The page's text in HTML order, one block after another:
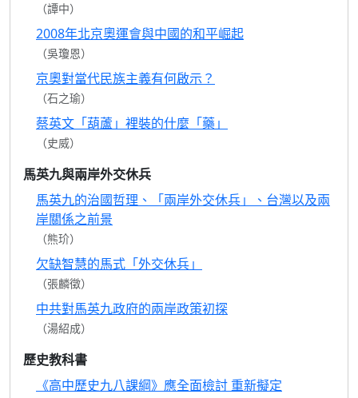
（譚中）
2008年北京奧運會與中國的和平崛起
（吳瓊恩）
京奧對當代民族主義有何啟示？
（石之瑜）
蔡英文「葫蘆」裡裝的什麼「藥」
（史威）
馬英九與兩岸外交休兵
馬英九的治國哲理、「兩岸外交休兵」、台灣以及兩
岸關係之前景
（熊玠）
欠缺智慧的馬式「外交休兵」
（張麟徵）
中共對馬英九政府的兩岸政策初探
（湯紹成）
歷史教科書
《高中歷史九八課綱》應全面檢討 重新擬定